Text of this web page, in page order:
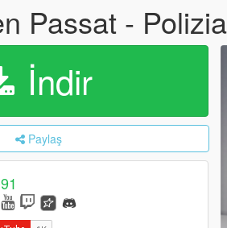
Passat -
İndir
Paylaş